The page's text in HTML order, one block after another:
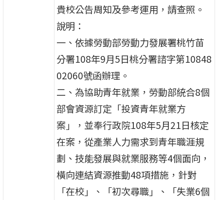
貴校公告周知及參考運用，請查照。
說明：
一、依據勞動部勞動力發展署桃竹苗
分署108年9月5日桃分署諮字第10848
02060號函辦理。
二、為協助青年就業，勞動部統合8個
部會資源訂定「投資青年就業方
案」，並奉行政院108年5月21日核定
在案，從產業人力需求到青年職涯規
劃、技能發展與就業服務等4個面向，
橫向連結資源推動48項措施，針對
「在校」、「初次尋職」、「失業6個